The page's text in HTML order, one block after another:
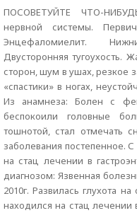
ПОСОВЕТУЙТЕ ЧТО-
нервной системы.
Энцефаломиелит.
Двусторонняя тугоухость.
сторон, шум в ушах, резкое
«спастики» в ногах,
Из анамнеза: Болен с
беспокоили головные
тошнотой, стал отмечать
заболевания постепенное. С
на стац лечении в
диагнозом: Язвенная
2010г. Развилась глухота на
находился на стац